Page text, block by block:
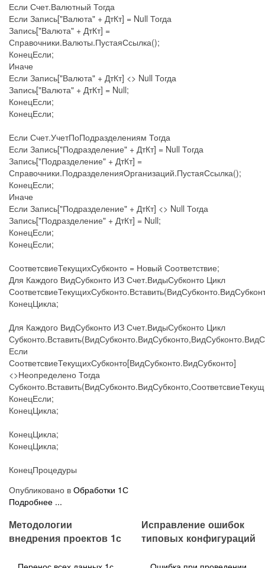
Если Счет.Валютный Тогда
Если Запись["Валюта" + ДтКт] = Null Тогда
Запись["Валюта" + ДтКт] =
Справочники.Валюты.ПустаяСсылка();
КонецЕсли;
Иначе
Если Запись["Валюта" + ДтКт] <> Null Тогда
Запись["Валюта" + ДтКт] = Null;
КонецЕсли;
КонецЕсли;
Если Счет.УчетПоПодразделениям Тогда
Если Запись["Подразделение" + ДтКт] = Null Тогда
Запись["Подразделение" + ДтКт] =
Справочники.ПодразделенияОрганизаций.ПустаяСсылка();
КонецЕсли;
Иначе
Если Запись["Подразделение" + ДтКт] <> Null Тогда
Запись["Подразделение" + ДтКт] = Null;
КонецЕсли;
КонецЕсли;
СоответсвиеТекущихСубконто = Новый Соответствие;
Для Каждого ВидСубконто ИЗ Счет.ВидыСубконто Цикл
КонецЦикла;
Для Каждого ВидСубконто ИЗ Счет.ВидыСубконто Цикл
Если
СоответсвиеТекущихСубконто[ВидСубконто.ВидСубконто]
<>Неопределено Тогда
КонецЕсли;
КонецЦикла;
КонецЦикла;
КонецЦикла;
КонецПроцедуры
Опубликовано в Обработки 1С
Подробнее ...
Методологии
внедрения проектов 1с
Исправление ошибок
типовых конфигураций